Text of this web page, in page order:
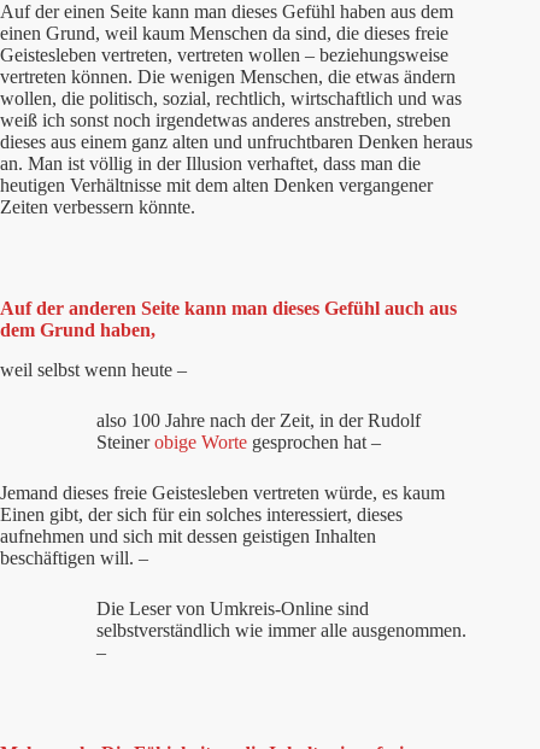
Auf der einen Seite kann man dieses Gefühl haben aus dem
einen Grund, weil kaum Menschen da sind, die dieses freie
Geistesleben vertreten, vertreten wollen – beziehungsweise
vertreten können. Die wenigen Menschen, die etwas ändern
wollen, die politisch, sozial, rechtlich, wirtschaftlich und was
weiß ich sonst noch irgendetwas anderes anstreben, streben
dieses aus einem ganz alten und unfruchtbaren Denken heraus
an. Man ist völlig in der Illusion verhaftet, dass man die
heutigen Verhältnisse mit dem alten Denken vergangener
Zeiten verbessern könnte.
Auf der anderen Seite kann man dieses Gefühl auch aus
dem Grund haben,
weil selbst wenn heute –
also 100 Jahre nach der Zeit, in der Rudolf
Steinerobige Worte gesprochen hat –
Jemand dieses freie Geistesleben vertreten würde, es kaum
Einen gibt, der sich für ein solches interessiert, dieses
aufnehmen und sich mit dessen geistigen Inhalten
beschäftigen will. –
Die Leser von Umkreis-Online sind
selbstverständlich wie immer alle ausgenommen.
–